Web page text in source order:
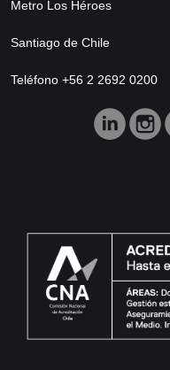
Metro Los Héroes
Santiago de Chile
Teléfono +56 2 2692 0200